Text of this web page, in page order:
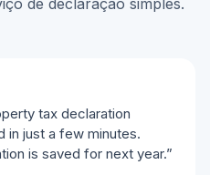
de declaração simples.
tax declaration
in just a few minutes.
is saved for next year.”